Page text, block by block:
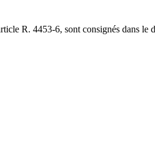
R. 4453-6, sont consignés dans le